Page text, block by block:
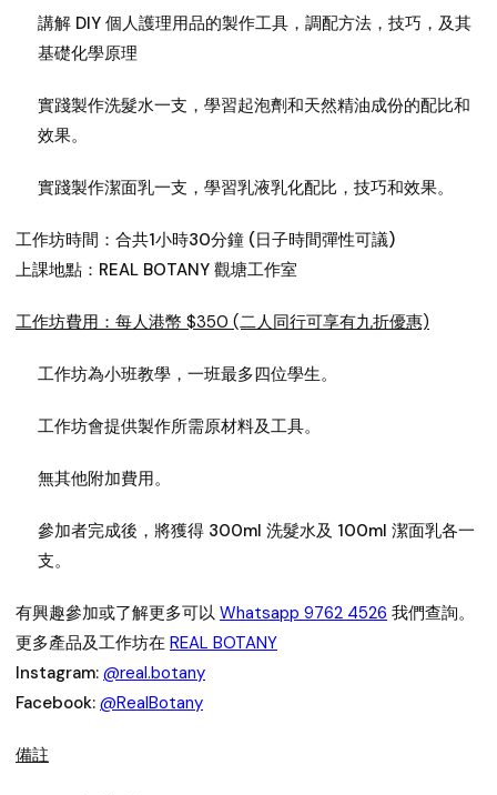
講解 DIY 個人護理用品的製作工具，調配方法，技巧，及其
基礎化學原理
實踐製作洗髮水一支，學習起泡劑和天然精油成份的配比和
效果。
實踐製作潔面乳一支，學習乳液乳化配比，技巧和效果。
工作坊時間：合共1小時30分鐘 (日子時間彈性可議)
上課地點：REAL BOTANY 觀塘工作室
工作坊費用：每人港幣 $350 (二人同行可享有九折優惠)
工作坊為小班教學，一班最多四位學生。
工作坊會提供製作所需原材料及工具。
無其他附加費用。
參加者完成後，將獲得 300ml 洗髮水及 100ml 潔面乳各一
支。
有興趣參加或了解更多可以 Whatsapp 9762 4526 我們查詢。
更多產品及工作坊在 REAL BOTANY
Instagram: @real.botany
Facebook: @RealBotany
備註